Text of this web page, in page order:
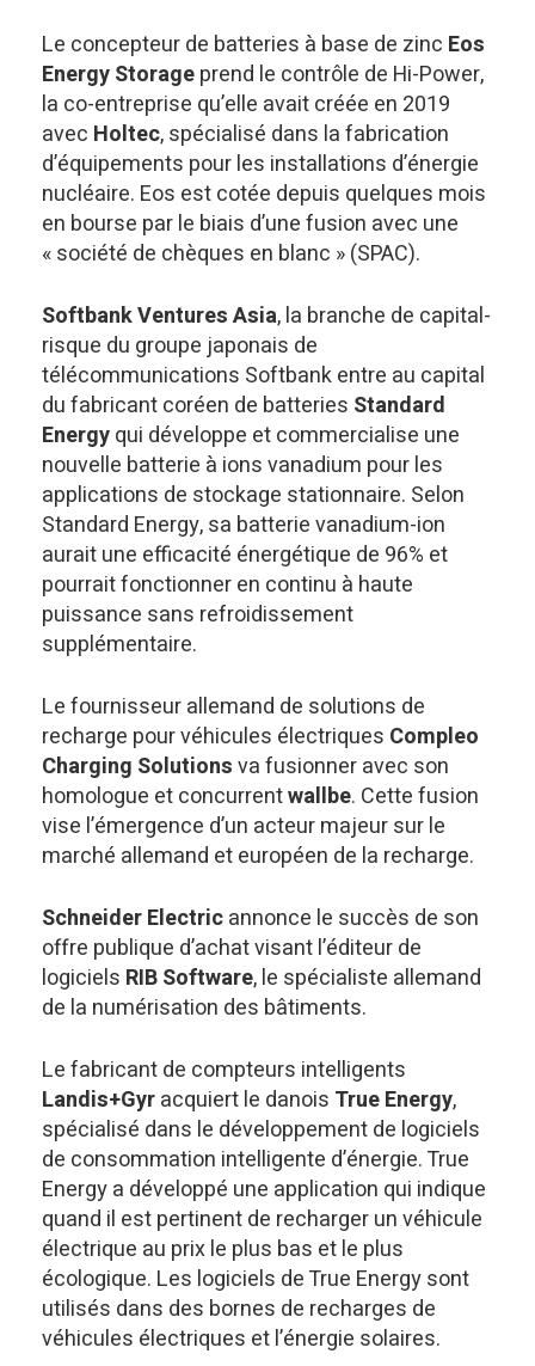
Le concepteur de batteries à base de zinc Eos
Energy Storageprend le contrôle de Hi-Power,
la co-entreprise qu’elle avait créée en 2019
avec Holtec, spécialisé dans la fabrication
d’équipements pour les installations d’énergie
nucléaire. Eos est cotée depuis quelques mois
en bourse par le biais d’une fusion avec une
« société de chèques en blanc » (SPAC).
Softbank Ventures Asia, la branche de capital-
risque du groupe japonais de
télécommunications Softbank entre au capital
du fabricant coréen de batteries Standard
Energyqui développe et commercialise une
nouvelle batterie à ions vanadium pour les
applications de stockage stationnaire. Selon
Standard Energy, sa batterie vanadium-ion
aurait une efficacité énergétique de 96% et
pourrait fonctionner en continu à haute
puissance sans refroidissement
supplémentaire.
Le fournisseur allemand de solutions de
recharge pour véhicules électriques Compleo
Charging Solutionsva fusionner avec son
homologue et concurrentwallbe. Cette fusion
vise l’émergence d’un acteur majeur sur le
marché allemand et européen de la recharge.
Schneider Electricannonce le succès de son
offre publique d’achat visant l’éditeur de
logiciels RIB Software, le spécialiste allemand
de la numérisation des bâtiments.
Le fabricant de compteurs intelligents
Landis+Gyracquiert le danois True Energy,
spécialisé dans le développement de logiciels
de consommation intelligente d’énergie. True
Energy a développé une application qui indique
quand il est pertinent de recharger un véhicule
électrique au prix le plus bas et le plus
écologique. Les logiciels de True Energy sont
utilisés dans des bornes de recharges de
véhicules électriques et l’énergie solaires.